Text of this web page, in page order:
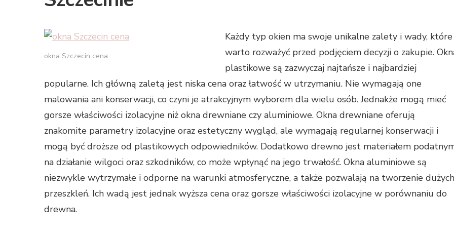
okna Szczecin cena
Każdy typ okien ma swoje unikalne zalety i wady, które
warto rozważyć przed podjęciem decyzji o zakupie.
plastikowe są zazwyczaj najtańsze i najbardziej
popularne. Ich główną zaletą jest niska cena oraz łatwość w utrzymaniu. Nie wymagają one
malowania ani konserwacji, co czyni je atrakcyjnym wyborem dla wielu osób. Jednakże mogą mieć
gorsze właściwości izolacyjne niż okna drewniane czy aluminiowe. Okna drewniane oferują
znakomite parametry izolacyjne oraz estetyczny wygląd, ale wymagają regularnej konserwacji i
mogą być droższe od plastikowych odpowiedników. Dodatkowo drewno jest materiałem
na działanie wilgoci oraz szkodników, co może wpłynąć na jego trwałość. Okna aluminiowe są
niezwykle wytrzymałe i odporne na warunki atmosferyczne, a także pozwalają na tworzenie dużych
przeszkleń. Ich wadą jest jednak wyższa cena oraz gorsze właściwości izolacyjne w porównaniu do
drewna.